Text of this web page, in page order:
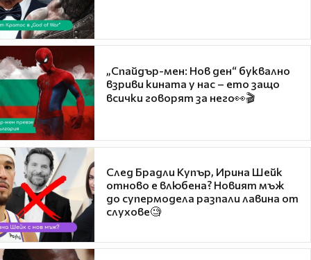
„Спайдър-мен: Нов ден“ буквално
взриви кината у нас – ето защо
всички говорят за него👀🎬
След Брадли Купър, Ирина Шейк
отново е влюбена? Новият мъж
до супермодела разпали лавина от
слухове🧐